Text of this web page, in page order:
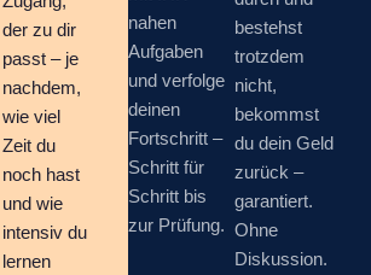
der zu dir
passt – je
nachdem,
wie viel
Zeit du
noch hast
und wie
intensiv du
lernen
nahen
Aufgaben
und verfolge
deinen
Fortschritt –
Schritt für
Schritt bis
zur Prüfung.
bestehst
trotzdem
nicht,
bekommst
du dein Geld
zurück –
garantiert.
Ohne
Diskussion.